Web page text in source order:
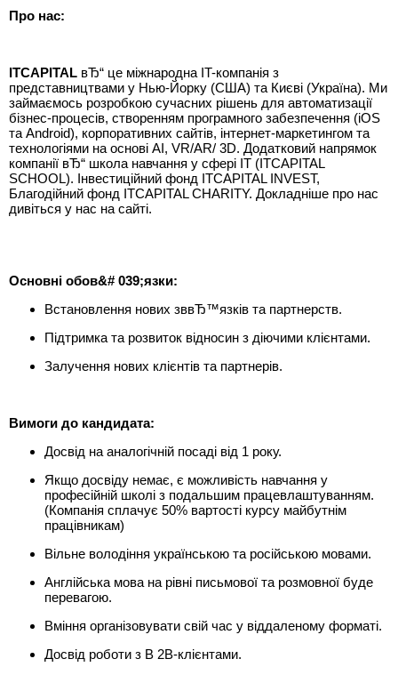
Про нас:
ITCAPITAL вЂ“ це міжнародна IT-компанія з
представництвами у Нью-Йорку (США) та Києві (Україна). Ми
займаємось розробкою сучасних рішень для автоматизації
бізнес-процесів, створенням програмного забезпечення (iOS
та Android), корпоративних сайтів, інтернет-маркетингом та
технологіями на основі AI, VR/AR/ 3D. Додатковий напрямок
компанії вЂ“ школа навчання у сфері ІТ (ITCAPITAL
SCHOOL). Інвестиційний фонд ITCAPITAL INVEST,
Благодійний фонд ITCAPITAL CHARITY. Докладніше про нас
дивіться у нас на сайті.
Основні обов&# 039;язки:
Встановлення нових зввЂ™язків та партнерств.
Підтримка та розвиток відносин з діючими клієнтами.
Залучення нових клієнтів та партнерів.
Вимоги до кандидата:
Досвід на аналогічній посаді від 1 року.
Якщо досвіду немає, є можливість навчання у
професійній школі з подальшим працевлаштуванням.
(Компанія сплачує 50% вартості курсу майбутнім
працівникам)
Вільне володіння українською та російською мовами.
Англійська мова на рівні письмової та розмовної буде
перевагою.
Вміння організовувати свій час у віддаленому форматі.
Досвід роботи з B 2B-клієнтами.